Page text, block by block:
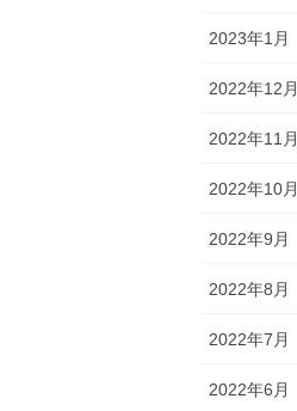
2023年1月
2022年12月
2022年11月
2022年10月
2022年9月
2022年8月
2022年7月
2022年6月